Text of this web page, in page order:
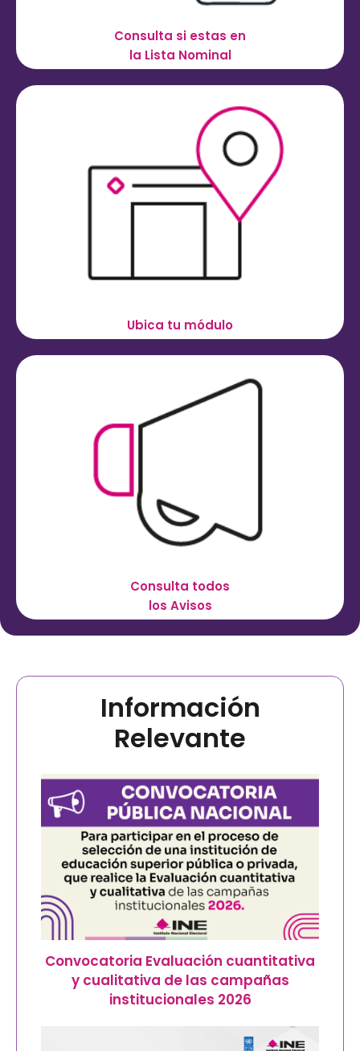
Consulta si estas en
la Lista Nominal
Ubica tu módulo
Consulta todos
los Avisos
Información
Relevante
Convocatoria Evaluación cuantitativa
y cualitativa de las campañas
institucionales 2026